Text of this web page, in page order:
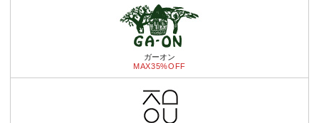
ガーオン
MAX35%OFF